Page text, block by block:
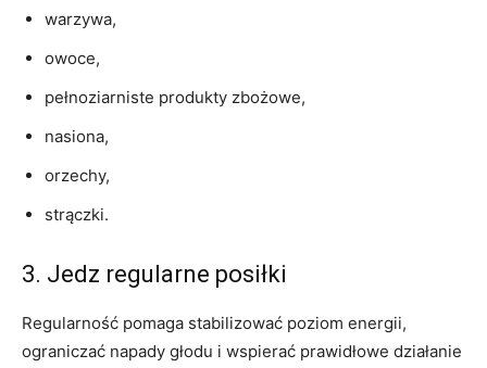
warzywa,
owoce,
pełnoziarniste produkty zbożowe,
nasiona,
orzechy,
strączki.
3. Jedz regularne posiłki
Regularność pomaga stabilizować poziom energii,
ograniczać napady głodu i wspierać prawidłowe działanie